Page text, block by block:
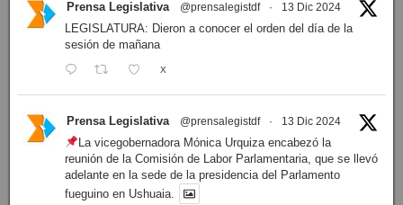
Prensa Legislativa @prensalegistdf · 13 Dic 2024
LEGISLATURA: Dieron a conocer el orden del día de la
sesión de mañana
X
Prensa Legislativa @prensalegistdf · 13 Dic 2024
La vicegobernadora Mónica Urquiza encabezó la
reunión de la Comisión de Labor Parlamentaria, que se llevó
adelante en la sede de la presidencia del Parlamento
fueguino en Ushuaia.